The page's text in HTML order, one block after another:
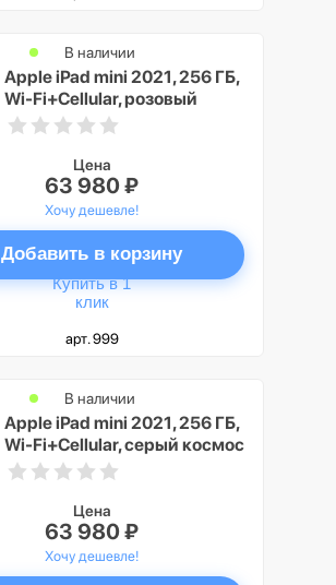
Apple iPad mini 2021, 256 ГБ,
Wi-Fi+Cellular, розовый
В наличии
Цена
63 980 ₽
Хочу дешевле!
Добавить в корзину
Купить в 1
клик
арт. 999
Apple iPad mini 2021, 256 ГБ,
Wi-Fi+Cellular, серый космос
В наличии
Цена
63 980 ₽
Хочу дешевле!